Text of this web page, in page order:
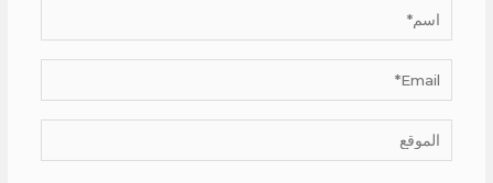
اسم*
Email*
الموقع